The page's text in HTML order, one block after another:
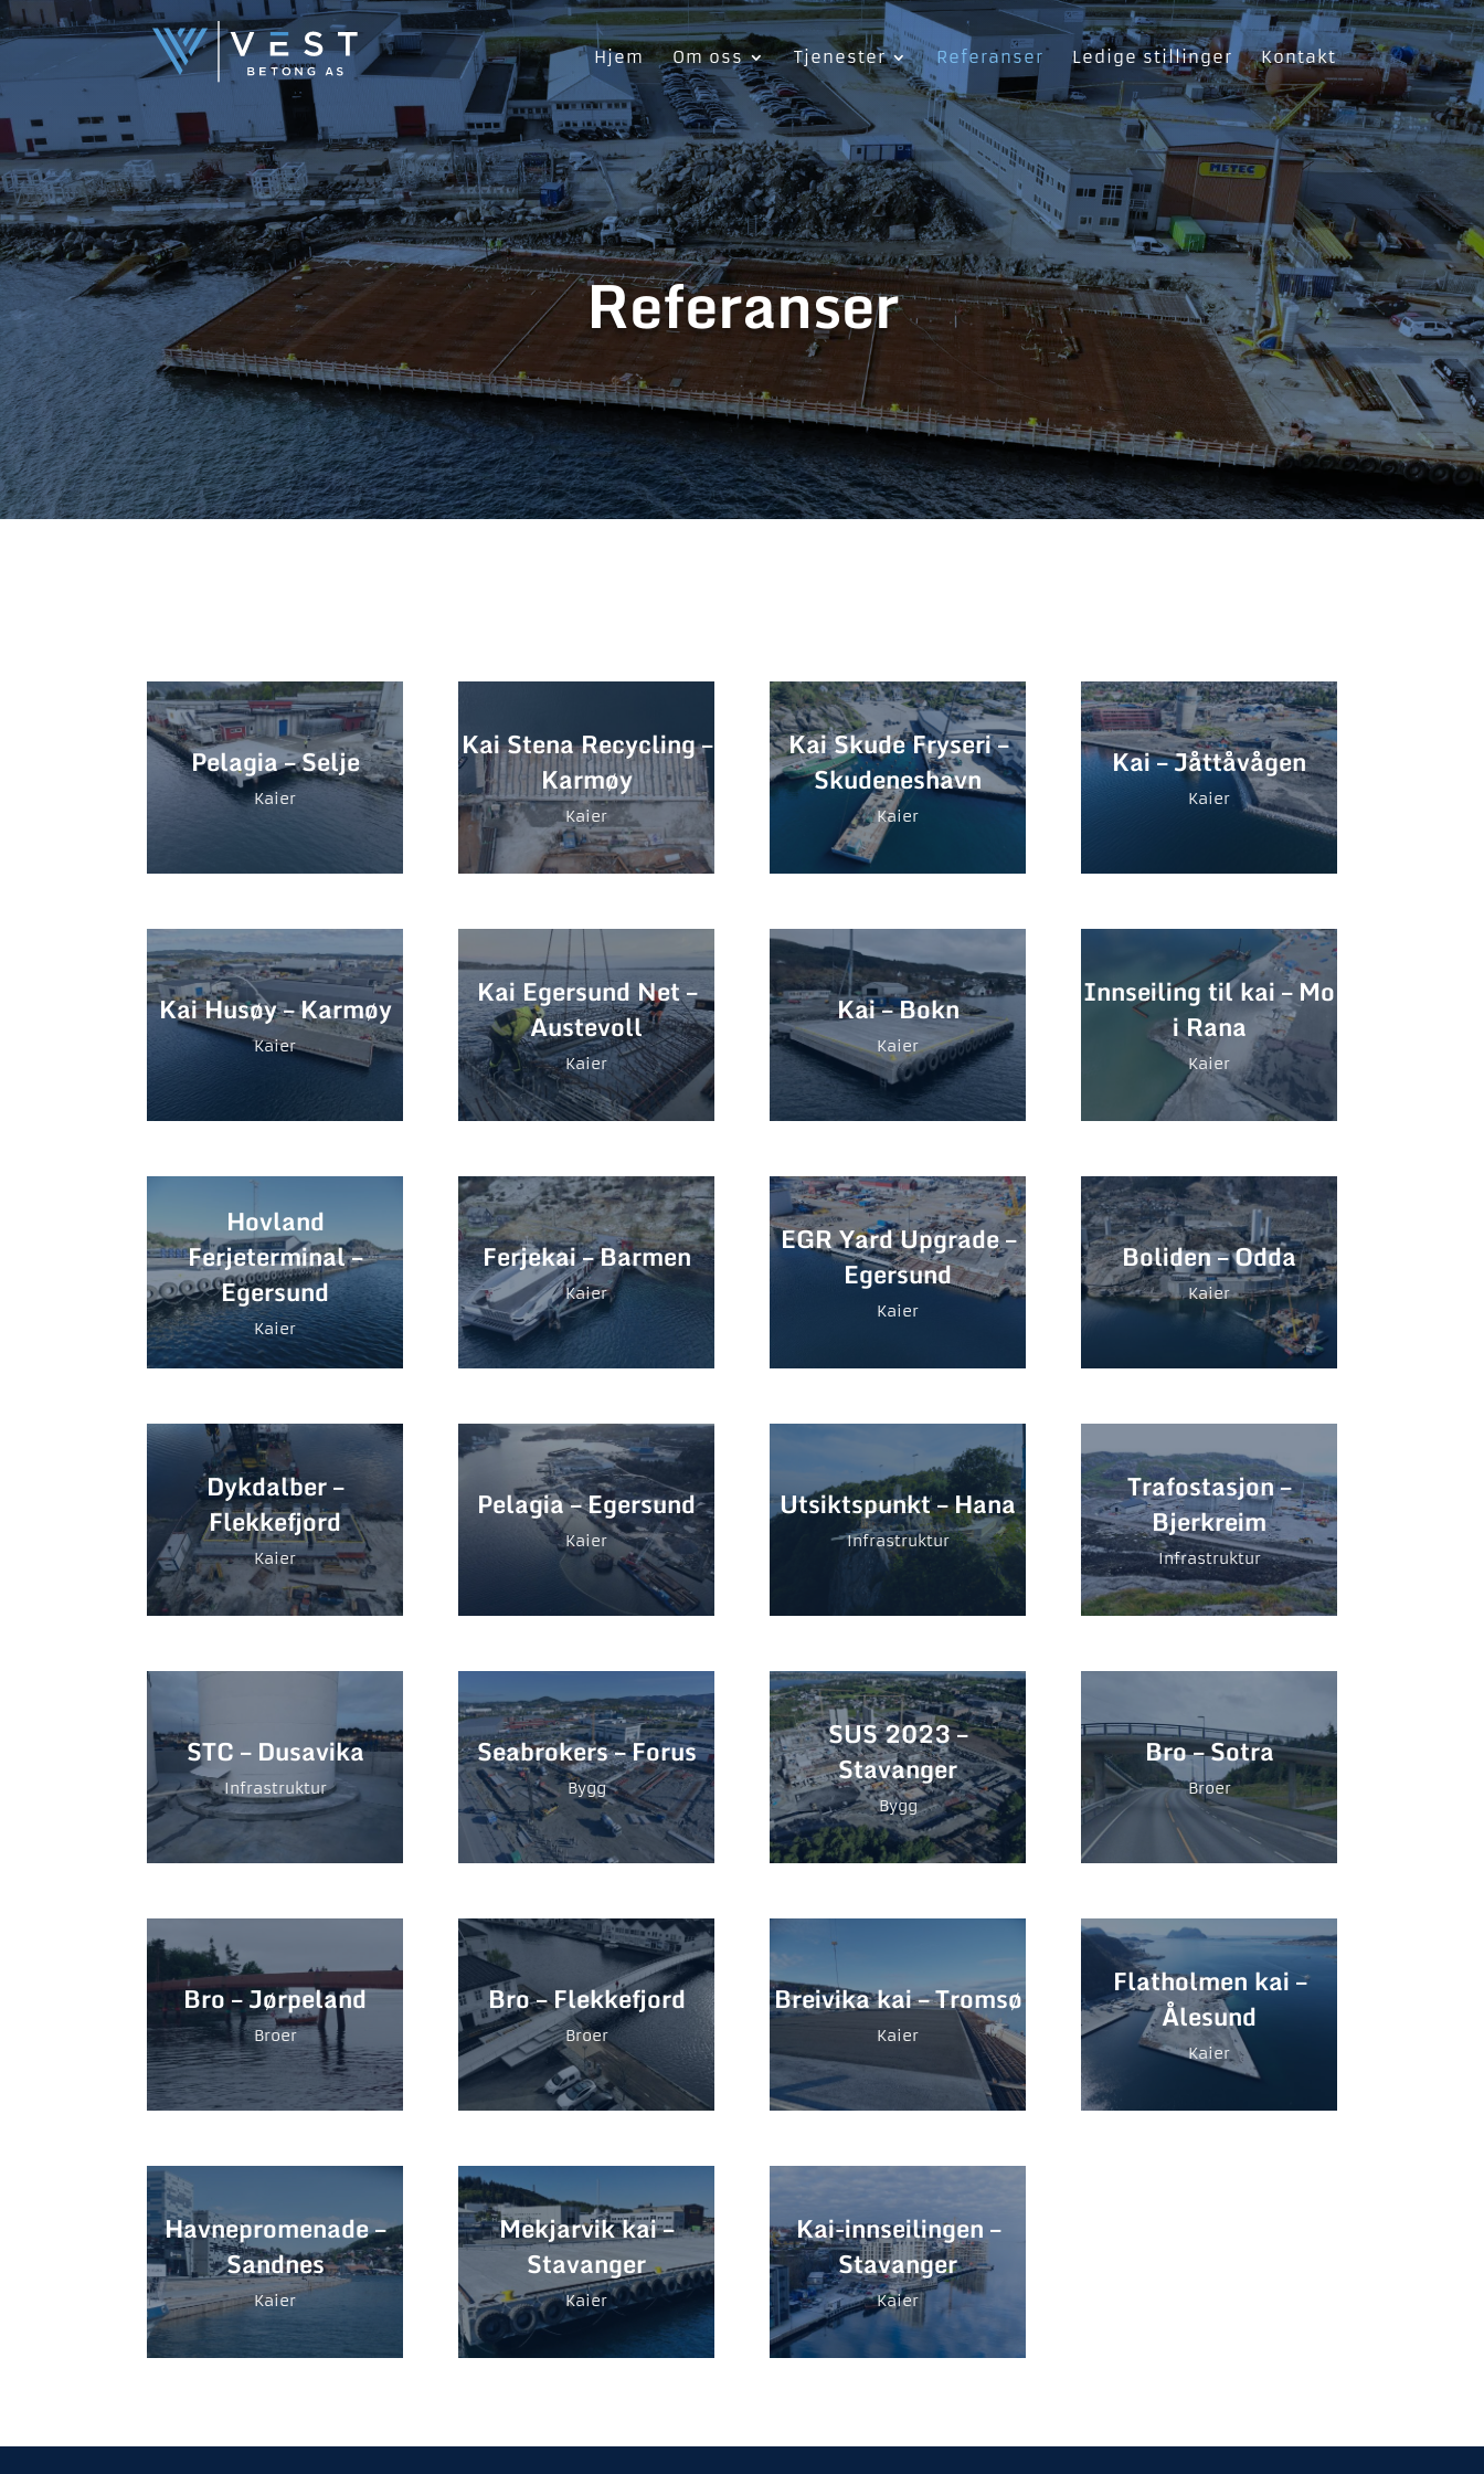
Hjem Om oss Tjenester Referanser Ledige stillinger Kontakt
Referanser
Pelagia – Selje
Kaier
Kai Stena Recycling –
Karmøy
Kaier
Kai Skude Fryseri –
Skudeneshavn
Kaier
Kai – Jåttåvågen
Kaier
Kai Husøy – Karmøy
Kaier
Kai Egersund Net –
Austevoll
Kaier
Kai – Bokn
Kaier
Innseiling til kai – Mo
i Rana
Kaier
Hovland
Ferjeterminal –
Egersund
Kaier
Ferjekai – Barmen
Kaier
EGR Yard Upgrade –
Egersund
Kaier
Boliden – Odda
Kaier
Dykdalber –
Flekkefjord
Kaier
Pelagia – Egersund
Kaier
Utsiktspunkt – Hana
Infrastruktur
Trafostasjon –
Bjerkreim
Infrastruktur
STC – Dusavika
Infrastruktur
Seabrokers – Forus
Bygg
SUS 2023 –
Stavanger
Bygg
Bro – Sotra
Broer
Bro – Jørpeland
Broer
Bro – Flekkefjord
Broer
Breivika kai – Tromsø
Kaier
Flatholmen kai –
Ålesund
Kaier
Havnepromenade –
Sandnes
Kaier
Mekjarvik kai –
Stavanger
Kaier
Kai-innseilingen –
Stavanger
Kaier